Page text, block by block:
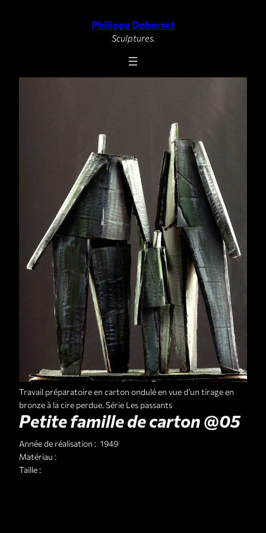
Philippe Doberset
Sculptures.
Travail préparatoire en carton ondulé en vue d’un tirage en
bronze à la cire perdue. Série Les passants
Petite famille de carton @05
Année de réalisation : 1949
Matériau :
Taille :